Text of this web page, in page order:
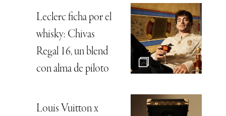
Leclerc ficha por el
whisky: Chivas
Regal 16, un blend
con alma de piloto
Louis Vuitton x